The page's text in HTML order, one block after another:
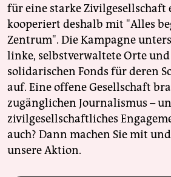
für eine starke Zivilgesellschaft
kooperiert deshalb mit "Alles
Zentrum". Die Kampagne
linke, selbstverwaltete Orte
solidarischen Fonds für deren
auf. Eine offene Gesellschaft
zugänglichen Journalismus –
zivilgesellschaftliches
auch? Dann machen Sie mit
unsere Aktion.